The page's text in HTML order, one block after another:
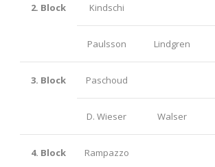
2. Block Kindschi
Paulsson Lindgren
3. Block Paschoud
D. Wieser Walser
4. Block Rampazzo